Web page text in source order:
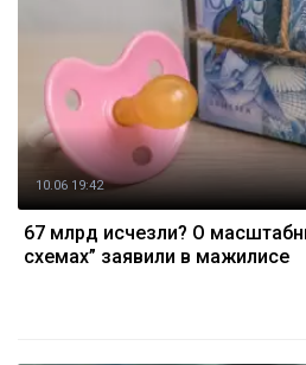
10.06 19:42
67 млрд исчезли? О
схемах” заявили в мажилисе